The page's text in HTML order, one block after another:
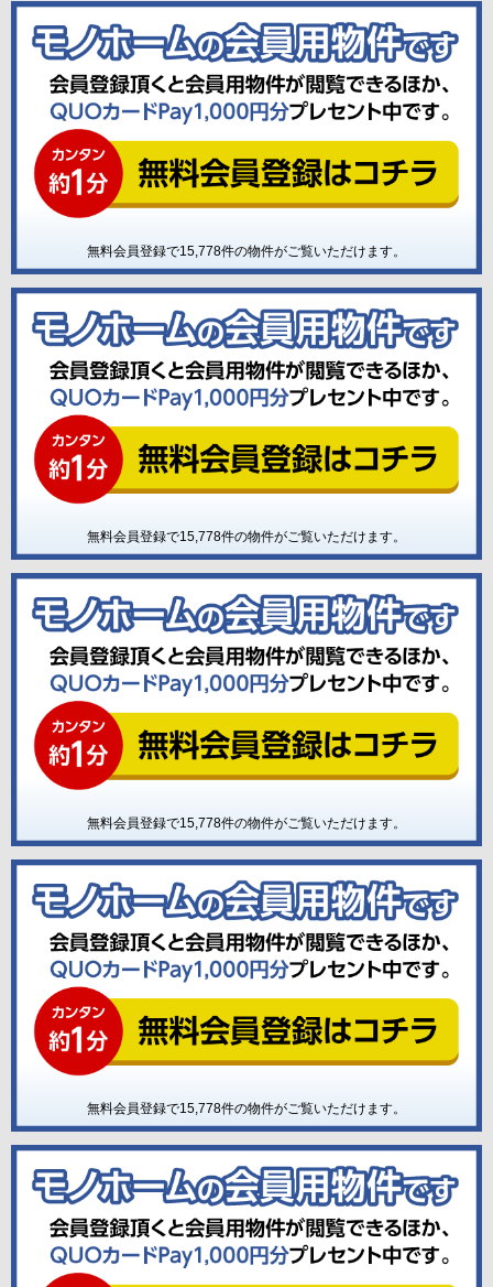
無料会員登録で15,778件の物件がご覧いただけます。
無料会員登録で15,778件の物件がご覧いただけます。
無料会員登録で15,778件の物件がご覧いただけます。
無料会員登録で15,778件の物件がご覧いただけます。